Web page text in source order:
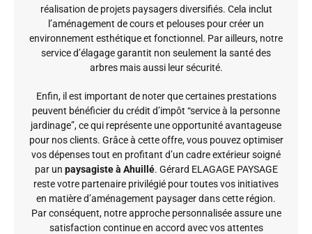
réalisation de projets paysagers diversifiés. Cela inclut
l’aménagement de cours et pelouses pour créer un
environnement esthétique et fonctionnel. Par ailleurs, notre
service d’élagage garantit non seulement la santé des
arbres mais aussi leur sécurité.
Enfin, il est important de noter que certaines prestations
peuvent bénéficier du crédit d’impôt “service à la personne
jardinage”, ce qui représente une opportunité avantageuse
pour nos clients. Grâce à cette offre, vous pouvez optimiser
vos dépenses tout en profitant d’un cadre extérieur soigné
par un paysagiste à Ahuillé. Gérard ELAGAGE PAYSAGE
reste votre partenaire privilégié pour toutes vos initiatives
en matière d’aménagement paysager dans cette région.
Par conséquent, notre approche personnalisée assure une
satisfaction continue en accord avec vos attentes